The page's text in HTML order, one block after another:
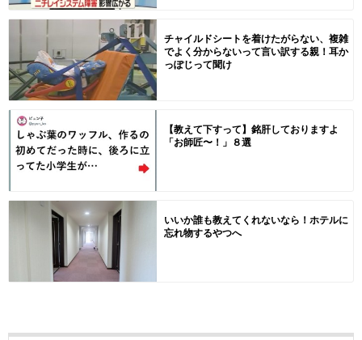
チャイルドシートを着けたがらない、複雑
でよく分からないって言い訳する親！耳か
っぽじって聞け
【教えて下すって】銘肝しておりますよ
「お師匠〜！」８選
いいか誰も教えてくれないなら！ホテルに
忘れ物するやつへ